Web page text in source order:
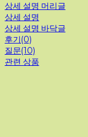
상세 설명 머리글
상세 설명
상세 설명 바닥글
후기(0)
질문(10)
관련 상품